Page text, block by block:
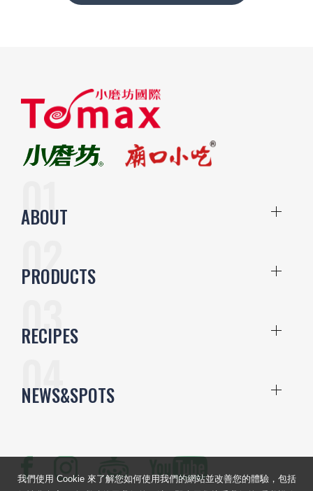
ABOUT
PRODUCTS
RECIPES
NEWS&SPOTS
我們使用 Cookie 來了解您如何使用我們的網站並改善您的體驗，包括